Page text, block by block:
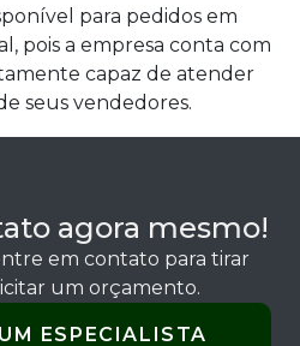
para pedidos em
pois a empresa conta com
capaz de atender
seus vendedores.
agora mesmo!
em contato para tirar
um orçamento.
ESPECIALISTA